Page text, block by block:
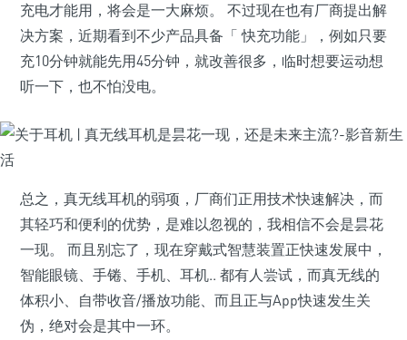
充电才能用，将会是一大麻烦。 不过现在也有厂商提出解
决方案，近期看到不少产品具备「 快充功能」，例如只要
充10分钟就能先用45分钟，就改善很多，临时想要运动想
听一下，也不怕没电。
总之，真无线耳机的弱项，厂商们正用技术快速解决，而
其轻巧和便利的优势，是难以忽视的，我相信不会是昙花
一现。 而且别忘了，现在穿戴式智慧装置正快速发展中，
智能眼镜、手锩、手机、耳机.. 都有人尝试，而真无线的
体积小、自带收音/播放功能、而且正与App快速发生关
伪，绝对会是其中一环。